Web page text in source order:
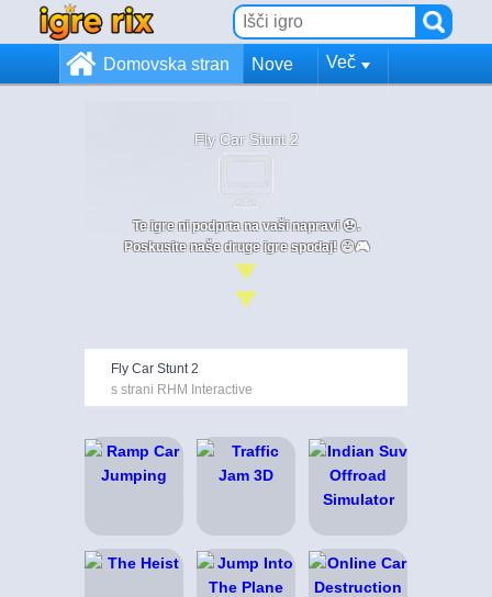
Domovska stran Nove Več
Fly Car Stunt 2
Te igre ni podprta na vaši napravi 😞.
Poskusite naše druge igre spodaj! 😄🎮
Fly Car Stunt 2
s strani RHM Interactive